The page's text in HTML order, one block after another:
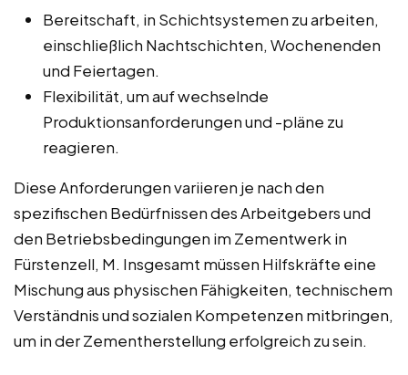
Bereitschaft, in Schichtsystemen zu arbeiten,
einschließlich Nachtschichten, Wochenenden
und Feiertagen.
Flexibilität, um auf wechselnde
Produktionsanforderungen und -pläne zu
reagieren.
Diese Anforderungen variieren je nach den
spezifischen Bedürfnissen des Arbeitgebers und
den Betriebsbedingungen im Zementwerk in
Fürstenzell, M. Insgesamt müssen Hilfskräfte eine
Mischung aus physischen Fähigkeiten, technischem
Verständnis und sozialen Kompetenzen mitbringen,
um in der Zementherstellung erfolgreich zu sein.